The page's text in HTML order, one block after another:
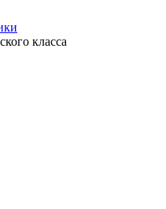
класса